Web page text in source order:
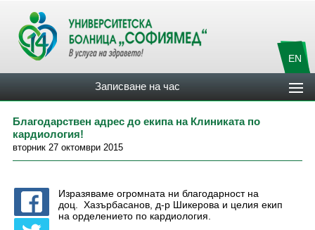
EN
Записване на час
Благодарствен адрес до екипа на Клиниката по
кардиология!
вторник 27 октомври 2015
Изразяваме огромната ни благодарност на
доц.
Хазърбасанов, д-р Шикерова и целия екип
на орделението по кардиология.